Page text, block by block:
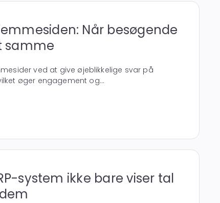
Når besøgende
samme
ved at give øjeblikkelige svar på
øger engagement og...
system ikke bare viser tal